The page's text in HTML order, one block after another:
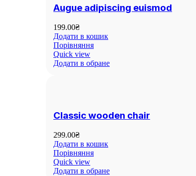
Augue adipiscing euismod
199.00₴
Додати в кошик
Порівняння
Quick view
Додати в обране
Classic wooden chair
299.00₴
Додати в кошик
Порівняння
Quick view
Додати в обране